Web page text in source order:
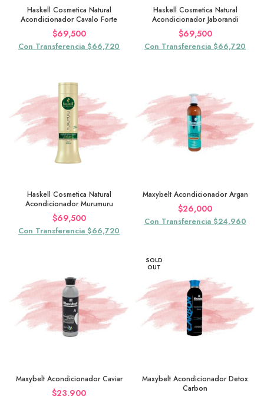
Haskell Cosmetica Natural
Acondicionador Cavalo Forte
$69,500
Con Transferencia $66,720
Haskell Cosmetica Natural
Acondicionador Jaborandi
$69,500
Con Transferencia $66,720
Haskell Cosmetica Natural
Acondicionador Murumuru
$69,500
Con Transferencia $66,720
Maxybelt Acondicionador Argan
$26,000
Con Transferencia $24,960
Maxybelt Acondicionador Caviar
$23,900
SOLD
OUT
Maxybelt Acondicionador Detox
Carbon